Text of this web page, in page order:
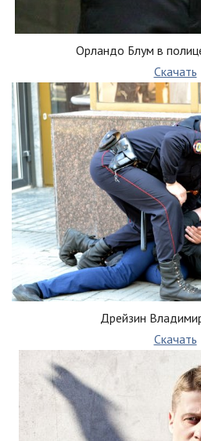
Орландо Блум в
Скачать
Дрейзин
Скачать